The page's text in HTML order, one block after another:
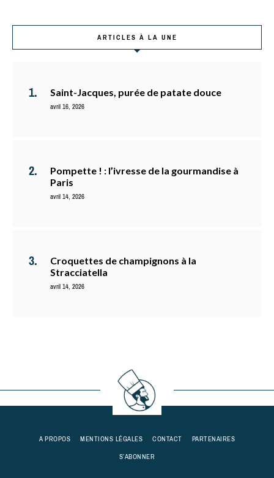
ARTICLES À LA UNE
Saint-Jacques, purée de patate douce
avril 16, 2026
Pompette ! : l’ivresse de la gourmandise à
Paris
avril 14, 2026
Croquettes de champignons à la
Stracciatella
avril 14, 2026
A PROPOS MENTIONS LÉGALES CONTACT
PARTENAIRES
S’ABONNER